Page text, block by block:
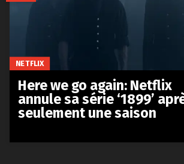
NETFLIX
Here we go again: Netflix
annule sa série ‘1899’
seulement une saison